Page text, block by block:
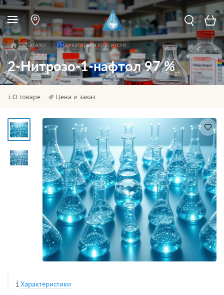
Каталог Индикаторы и красители
2-Нитрозо-1-нафтол 97 %
О товаре Цена и заказ
Характеристики